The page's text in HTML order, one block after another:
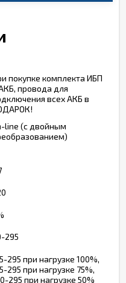
покупке комплекта ИБП
провода для
всех АКБ в
line (с двойным
295
295 при нагрузке 100%,
295 при нагрузке 75%,
295 при нагрузке 50%